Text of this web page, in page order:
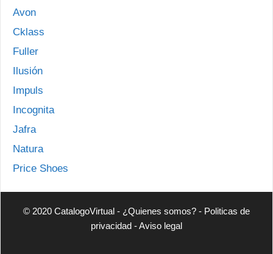
Avon
Cklass
Fuller
Ilusión
Impuls
Incognita
Jafra
Natura
Price Shoes
© 2020 CatalogoVirtual - ¿Quienes somos? - Politicas de
privacidad -Aviso legal